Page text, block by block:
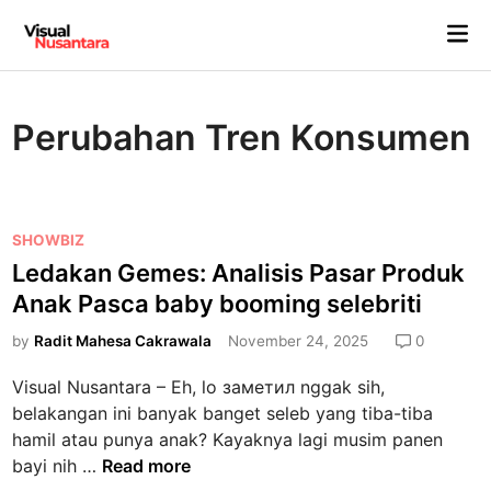
content
Perubahan Tren Konsumen
P
o
s
t
e
i
n
SHOWBIZ
Ledakan Gemes: Analisis Pasar Produk
Anak Pasca baby booming selebriti
by Radit Mahesa Cakrawala November 24, 2025 0
Visual Nusantara – Eh, lo заметил nggak sih,
belakangan ini banyak banget seleb yang tiba-tiba
hamil atau punya anak? Kayaknya lagi musim panen
bayi nih … L
Read more